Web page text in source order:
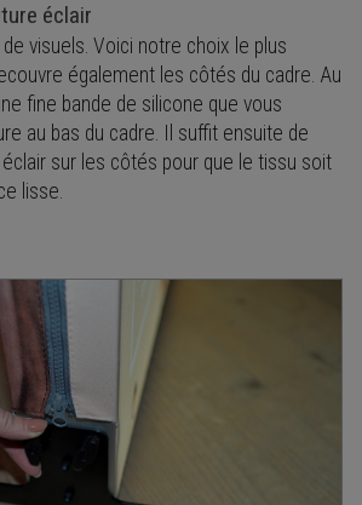
éclair
de visuels. Voici notre choix le plus
également les côtés du cadre. Au
fine bande de silicone que vous
au bas du cadre. Il suffit ensuite de
sur les côtés pour que le tissu soit
lisse.